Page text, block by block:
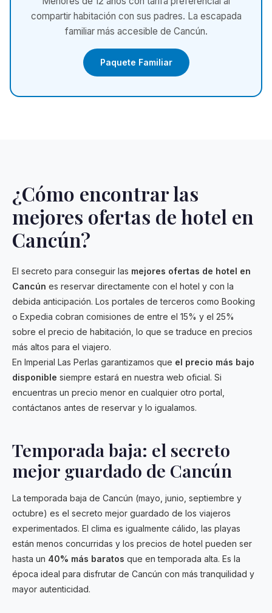
compartir habitación con sus padres. La escapada
familiar más accesible de Cancún.
Paquete Familiar
¿Cómo encontrar las
mejores ofertas de hotel en
Cancún?
El secreto para conseguir las mejores ofertas de hotel en
Cancún es reservar directamente con el hotel y con la
debida anticipación. Los portales de terceros como Booking
o Expedia cobran comisiones de entre el 15% y el 25%
sobre el precio de habitación, lo que se traduce en precios
más altos para el viajero.
En Imperial Las Perlas garantizamos que el precio más bajo
disponible siempre estará en nuestra web oficial. Si
encuentras un precio menor en cualquier otro portal,
contáctanos antes de reservar y lo igualamos.
Temporada baja: el secreto
mejor guardado de Cancún
La temporada baja de Cancún (mayo, junio, septiembre y
octubre) es el secreto mejor guardado de los viajeros
experimentados. El clima es igualmente cálido, las playas
están menos concurridas y los precios de hotel pueden ser
hasta un 40% más baratos que en temporada alta. Es la
época ideal para disfrutar de Cancún con más tranquilidad y
mayor autenticidad.